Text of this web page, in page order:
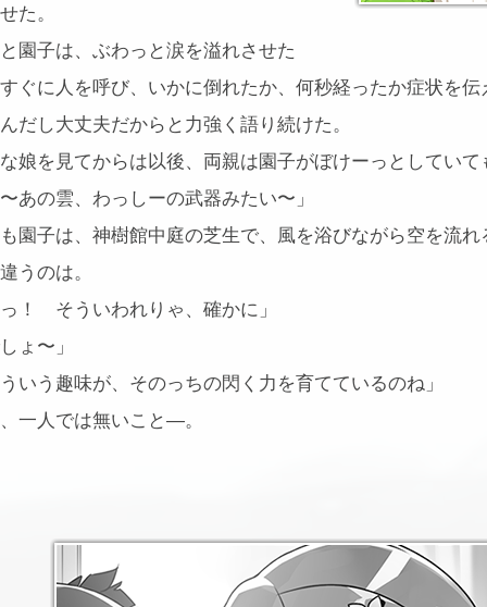
た。
園子は、ぶわっと涙を溢れさせた
ぐに人を呼び、いかに倒れたか、何秒経ったか症状を
だし大丈夫だからと力強く語り続けた。
娘を見てからは以後、両親は園子がぼけーっとしてい
あの雲、わっしーの武器みたい〜」
園子は、神樹館中庭の芝生で、風を浴びながら空を流
うのは。
！ そういわれりゃ、確かに」
ょ〜」
いう趣味が、そのっちの閃く力を育てているのね」
一人では無いこと―。